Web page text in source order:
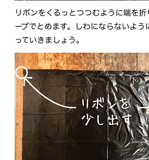
リボンをくるっとつつむように端を折
ープでとめます。しわにならないよう
っていきましょう。